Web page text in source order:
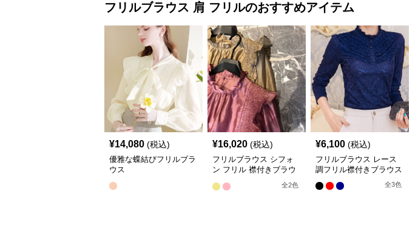
フリルブラウス 肩 フリルのおすすめアイテム
¥14,080 (税込)
優雅な蝶結びフリルブラ
ウス
¥16,020 (税込)
フリルブラウス シフォ
ン フリル 襟付きブラウ
全2色
¥6,100 (税込)
フリルブラウス レース
調フリル襟付きブラウス
全3色